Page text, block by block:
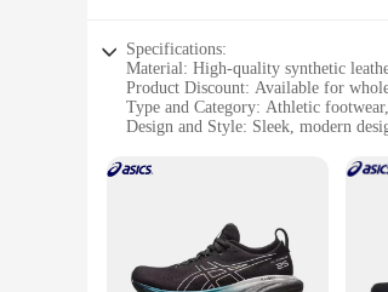
Specifications:
Material: High-quality synthetic
Product Discount: Available for
Type and Category: Athletic
Design and Style: Sleek, modern
Performance and Property:
**Optimized for Performance**
Crafted with the athlete in mind,
ensures your feet stay cool and dry
performance. The superior